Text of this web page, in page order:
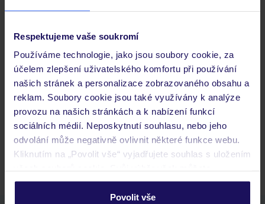
Respektujeme vaše soukromí
Používáme technologie, jako jsou soubory cookie, za
účelem zlepšení uživatelského komfortu při používání
našich stránek a personalizace zobrazovaného obsahu a
reklam. Soubory cookie jsou také využívány k analýze
provozu na našich stránkách a k nabízení funkcí
sociálních médií. Neposkytnutí souhlasu, nebo jeho
odvolání může negativně ovlivnit některé funkce webu.
Kliknutím na „Povolit vše“ vyjadřujete souhlas s uložením
personalizovat v sekci „Personalizace“.
Povolit vše
Často kladené otázky
Jaké doklady jsou potřebné při cestování?
Budeme ubytováni ihned po příjezdu do hotelu?
Kam jít po přistání a vyzvednutí zavazadel?
Zobrazit další